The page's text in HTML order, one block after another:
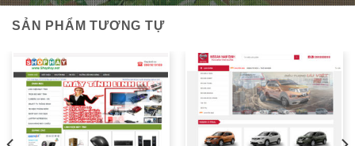
SẢN PHẨM TƯƠNG TỰ